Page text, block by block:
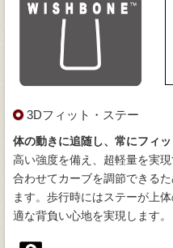
3Dフィット・ステー
体の動きに追随し、常にフィ
高い強度を備え、超軽量を実
合わせてカーブを調節できる
ます。歩行時にはステーが上
適な背負い心地を実現します。